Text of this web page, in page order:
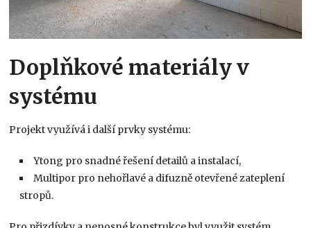
Doplňkové materiály v
systému
Projekt využívá i další prvky systému:
Ytong pro snadné řešení detailů a instalací,
Multipor pro nehořlavé a difuzně otevřené zateplení
stropů.